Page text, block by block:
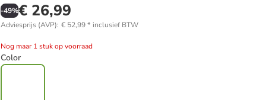
-49%€ 26,99
Adviesprijs (AVP): € 52,99* inclusief BTW
Nog maar 1 stuk op voorraad
Color